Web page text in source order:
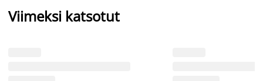
Viimeksi katsotut